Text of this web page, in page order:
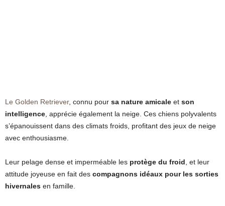
Le Golden Retriever, connu pour sa nature amicale et son
intelligence , apprécie également la neige. Ces chiens polyvalents
s’épanouissent dans des climats froids, profitant des jeux de neige
avec enthousiasme.
Leur pelage dense et imperméable les protège du froid , et leur
attitude joyeuse en fait des compagnons idéaux pour les sorties
hivernales en famille.